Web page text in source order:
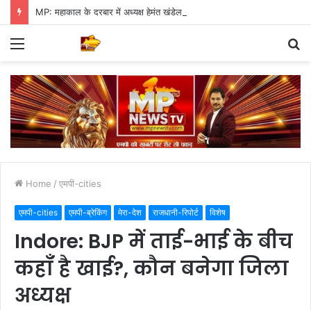
Menu
Home / एमपी-cities
एमपी-cities एमपी-ब्रेकिंग मेरा-देश राजधानी-रिपोर्ट विशेष
Indore: BJP में ताई-भाई के बीच
कहाँ है खाई?, कौन बनेगा जिला
अध्यक्ष